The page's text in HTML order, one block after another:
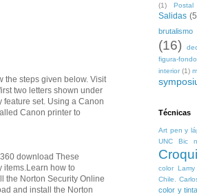
the steps given below. Visit
two letters shown under
feature set. Using a Canon
Canon printer to
download These
items.Learn how to
the Norton Security Online
and install the Norton
(1)
Postal
Salidas
brutalismo
(16)
figura-fondo
interior (1)
Técnicas
Art pen y
UNC
Bic
color
Chile.
color y tinta